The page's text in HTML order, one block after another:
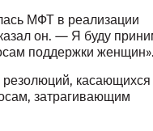
МФТ в реализации
он. — Я буду
поддержки женщин».
касающихся
затрагивающим